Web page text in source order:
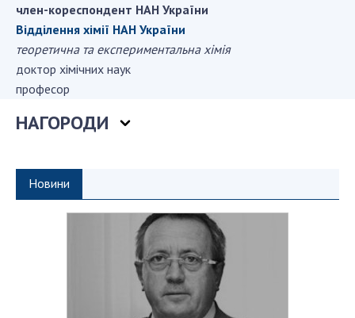
Річні фінансові звіти НАН України
Наукові публікації та видавнича діяльність
Охорона прав інтелектуальної власності та
трансфер технологій в наукових установах
Наукові об'єкти, що становлять національне
надбання
Оцінювання ефективності діяльності
наукових установ
Конкурси наукових досліджень НАН України
Відкрита наука в НАН України
Підготовка наукових кадрів
Робота з молоддю
член-кореспондент НАН України
Відділення хімії НАН України
теоретична та експериментальна хімія
доктор хімічних наук
професор
НАГОРОДИ
Новини